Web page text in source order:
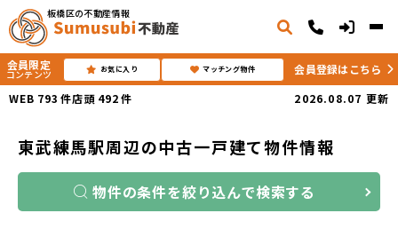
板橋区の不動産情報
会員限定
コンテンツ お気に入り マッチング物件
会員登録はこちら
WEB 793 件店頭 492 件 2026.08.07 更新
東武練馬駅周辺の中古一戸建て物件情報
物件の条件を絞り込んで検索する